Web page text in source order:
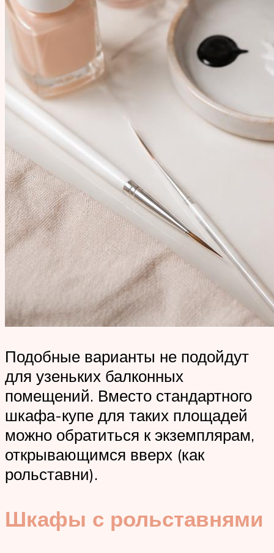
Подобные варианты не подойдут
для узеньких балконных
помещений. Вместо стандартного
шкафа-купе для таких площадей
можно обратиться к экземплярам,
открывающимся вверх (как
рольставни).
Шкафы с рольставнями